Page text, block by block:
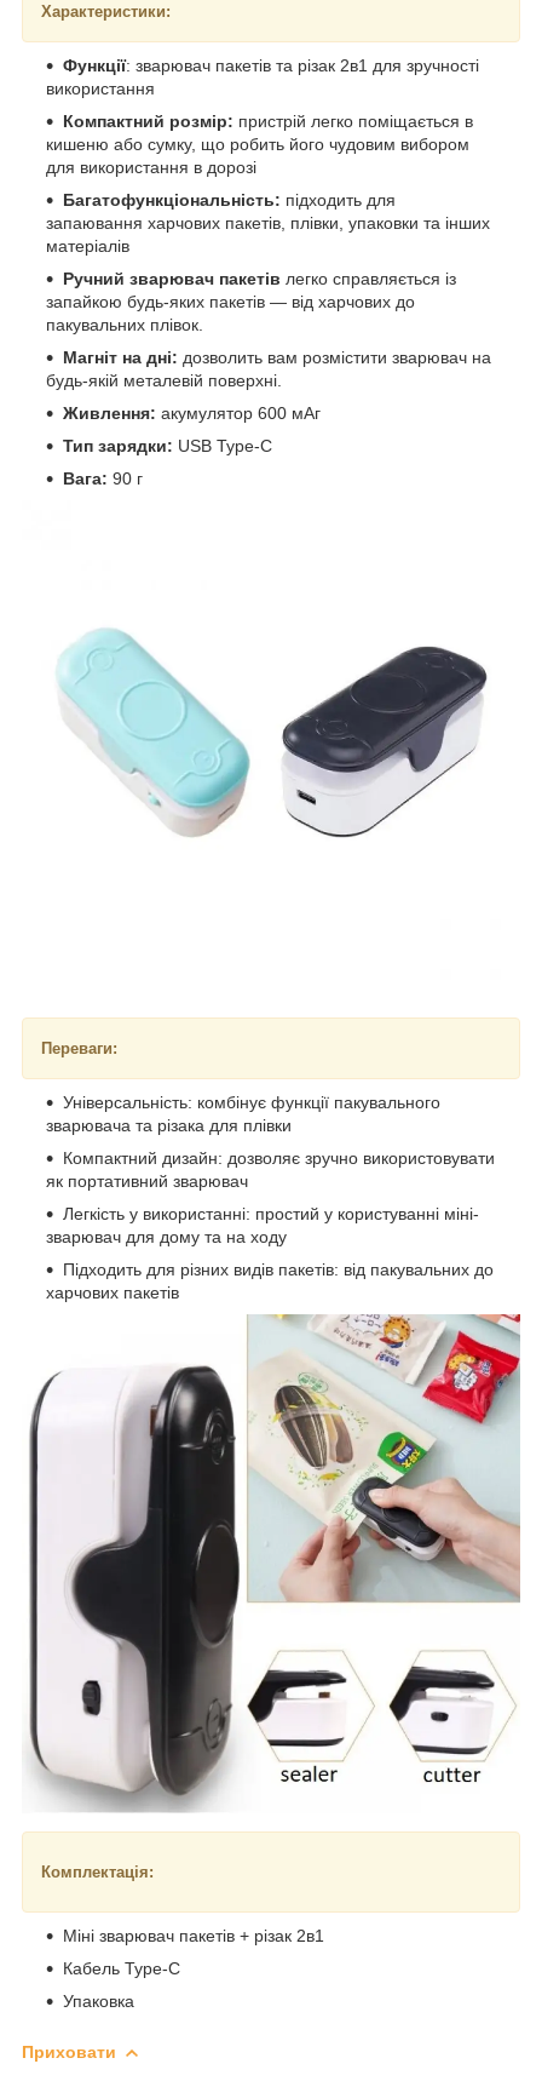
Характеристики:
Функції: зварювач пакетів та різак 2в1 для зручності
використання
Компактний розмір: пристрій легко поміщається в
кишеню або сумку, що робить його чудовим вибором
для використання в дорозі
Багатофункціональність: підходить для
запаювання харчових пакетів, плівки, упаковки та інших
матеріалів
Ручний зварювач пакетів легко справляється із
запайкою будь-яких пакетів — від харчових до
пакувальних плівок.
Магніт на дні: дозволить вам розмістити зварювач на
будь-якій металевій поверхні.
Живлення: акумулятор 600 мАг
Тип зарядки: USB Type-C
Вага: 90 г
Переваги:
Універсальність: комбінує функції пакувального
зварювача та різака для плівки
Компактний дизайн: дозволяє зручно використовувати
як портативний зварювач
Легкість у використанні: простий у користуванні міні-
зварювач для дому та на ходу
Підходить для різних видів пакетів: від пакувальних до
харчових пакетів
Комплектація:
Міні зварювач пакетів + ​​різак 2в1
Кабель Type-C
Упаковка
Приховати